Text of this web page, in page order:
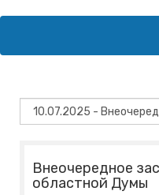
Внеочередное
областной Думы